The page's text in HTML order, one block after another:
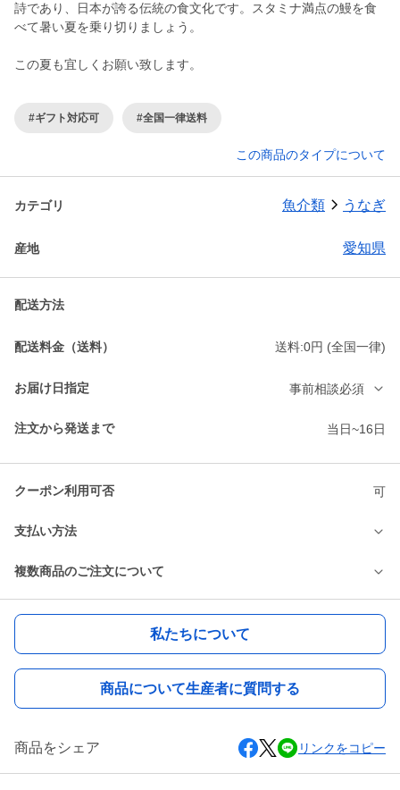
詩であり、日本が誇る伝統の食文化です。スタミナ満点の鰻を食
べて暑い夏を乗り切りましょう。
この夏も宜しくお願い致します。
#ギフト対応可 #全国一律送料
この商品のタイプについて
カテゴリ 魚介類 うなぎ
産地 愛知県
配送方法
配送料金（送料） 送料:0円 (全国一律)
お届け日指定 事前相談必須
注文から発送まで 当日~16日
クーポン利用可否 可
支払い方法
複数商品のご注文について
私たちについて
商品について生産者に質問する
商品をシェア リンクをコピー